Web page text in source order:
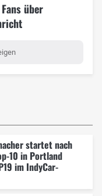
über
startet nach
10 in Portland
im IndyCar-